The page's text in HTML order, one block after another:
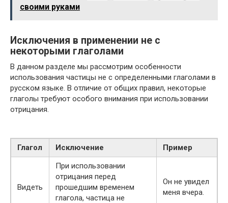
своими руками
Исключения в применении не с
некоторыми глаголами
В данном разделе мы рассмотрим особенности
использования частицы не с определенными глаголами в
русском языке. В отличие от общих правил, некоторые
глаголы требуют особого внимания при использовании
отрицания.
Глагол Исключение Пример
Видеть
При использовании
отрицания перед
прошедшим временем
глагола, частица не
Он не увидел
меня вчера.